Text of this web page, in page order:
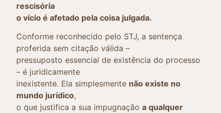
rescisória
o vício é afetado pela coisa julgada.
Conforme reconhecido pelo STJ, a sentença
proferida sem citação válida –
pressuposto essencial de existência do processo
– é juridicamente
inexistente. Ela simplesmente não existe no
mundo jurídico,
o que justifica a sua impugnação a qualquer